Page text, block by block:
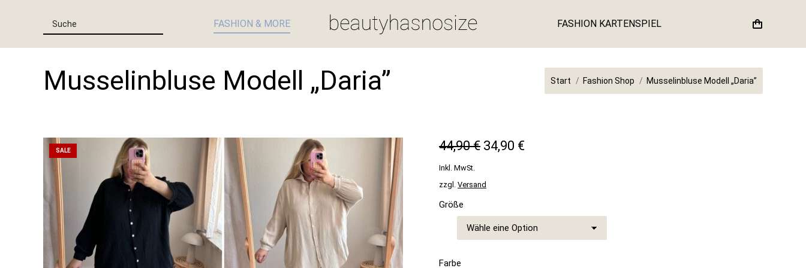
FASHION & MORE FASHION KARTENSPIEL
Musselinbluse Modell „Daria” Sie befinden sich hier:
Start Fashion Shop Musselinbluse Modell „Daria”
SALE 44,90€ URSPRÜNGLICHER
WAR:
44,90 €
34,90 €AKTUELLER
Inkl. MwSt.
zzgl. Versand
Größe
Farbe